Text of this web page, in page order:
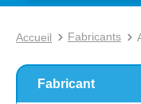
Accueil Fabricants
Fabricant